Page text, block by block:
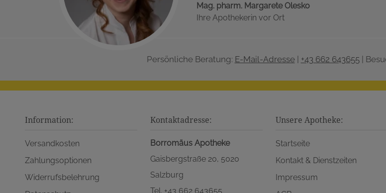
Mag. pharm. Margarete Olesko
Ihre Apothekerin vor Ort
Persönliche Beratung: E-Mail-Adresse| +43 662 643655|
Information:
Versandkosten
Zahlungsoptionen
Widerrufsbelehrung
Kontaktadresse:
Borromäus Apotheke
Gaisbergstraße 20, 5020
Salzburg
Tel. +43 662 643655
Unsere Apotheke:
Startseite
Kontakt & Dienstzeiten
Impressum